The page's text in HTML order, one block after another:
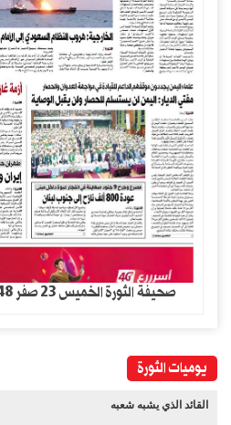
صحيفة الثورة الخميس 23 صفر 1448- 6 اغسطس 2026
يوميات الثورة
القائد الذي يشبه شعبه